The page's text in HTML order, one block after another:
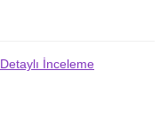
İnceleme